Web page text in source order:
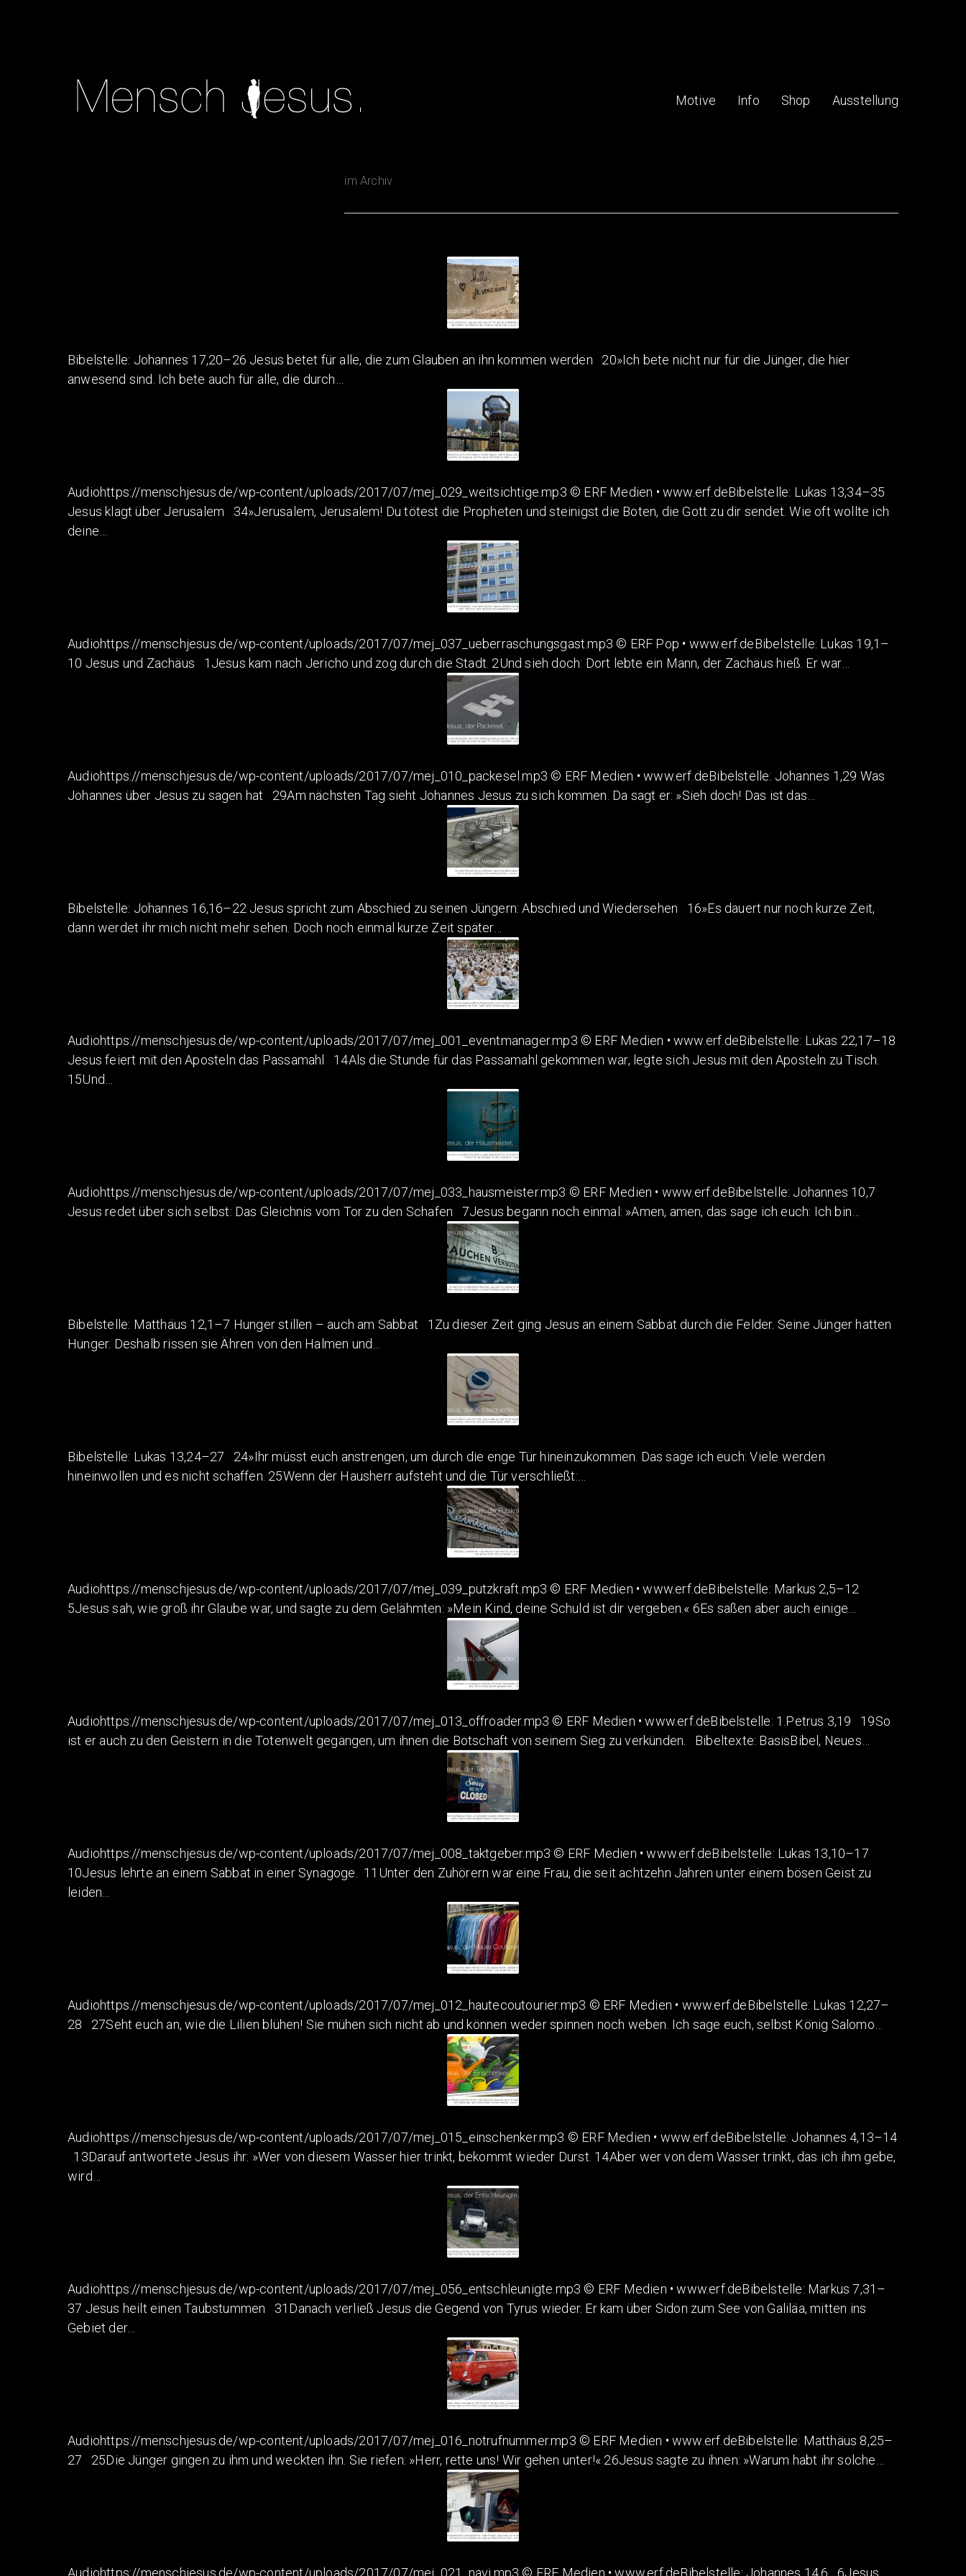
Motive Info Shop Ausstellung
im Archiv
Bibelstelle: Johannes 17,20–26 Jesus betet für alle, die zum Glauben an ihn kommen werden 20»Ich bete nicht nur für die Jünger, die hier
anwesend sind. Ich bete auch für alle, die durch…
Audiohttps://menschjesus.de/wp-content/uploads/2017/07/mej_029_weitsichtige.mp3 © ERF Medien • www.erf.deBibelstelle: Lukas 13,34–35
Jesus klagt über Jerusalem 34»Jerusalem, Jerusalem! Du tötest die Propheten und steinigst die Boten, die Gott zu dir sendet. Wie oft wollte ich
deine…
Audiohttps://menschjesus.de/wp-content/uploads/2017/07/mej_037_ueberraschungsgast.mp3 © ERF Pop • www.erf.deBibelstelle: Lukas 19,1–
10 Jesus und Zachäus 1Jesus kam nach Jericho und zog durch die Stadt. 2Und sieh doch: Dort lebte ein Mann, der Zachäus hieß. Er war…
Audiohttps://menschjesus.de/wp-content/uploads/2017/07/mej_010_packesel.mp3 © ERF Medien • www.erf.deBibelstelle: Johannes 1,29 Was
Johannes über Jesus zu sagen hat 29Am nächsten Tag sieht Johannes Jesus zu sich kommen. Da sagt er: »Sieh doch! Das ist das…
Bibelstelle: Johannes 16,16–22 Jesus spricht zum Abschied zu seinen Jüngern: Abschied und Wiedersehen 16»Es dauert nur noch kurze Zeit,
dann werdet ihr mich nicht mehr sehen. Doch noch einmal kurze Zeit später…
Audiohttps://menschjesus.de/wp-content/uploads/2017/07/mej_001_eventmanager.mp3 © ERF Medien • www.erf.deBibelstelle: Lukas 22,17–18
Jesus feiert mit den Aposteln das Passamahl 14Als die Stunde für das Passamahl gekommen war, legte sich Jesus mit den Aposteln zu Tisch.
15Und…
Audiohttps://menschjesus.de/wp-content/uploads/2017/07/mej_033_hausmeister.mp3 © ERF Medien • www.erf.deBibelstelle: Johannes 10,7
Jesus redet über sich selbst: Das Gleichnis vom Tor zu den Schafen 7Jesus begann noch einmal: »Amen, amen, das sage ich euch: Ich bin…
Bibelstelle: Matthäus 12,1–7 Hunger stillen – auch am Sabbat 1Zu dieser Zeit ging Jesus an einem Sabbat durch die Felder. Seine Jünger hatten
Hunger. Deshalb rissen sie Ähren von den Halmen und…
Bibelstelle: Lukas 13,24–27 24»Ihr müsst euch anstrengen, um durch die enge Tür hineinzukommen. Das sage ich euch: Viele werden
hineinwollen und es nicht schaffen. 25Wenn der Hausherr aufsteht und die Tür verschließt:…
Audiohttps://menschjesus.de/wp-content/uploads/2017/07/mej_039_putzkraft.mp3 © ERF Medien • www.erf.deBibelstelle: Markus 2,5–12
5Jesus sah, wie groß ihr Glaube war, und sagte zu dem Gelähmten: »Mein Kind, deine Schuld ist dir vergeben.« 6Es saßen aber auch einige…
Audiohttps://menschjesus.de/wp-content/uploads/2017/07/mej_013_offroader.mp3 © ERF Medien • www.erf.deBibelstelle: 1.Petrus 3,19 19So
ist er auch zu den Geistern in die Totenwelt gegangen, um ihnen die Botschaft von seinem Sieg zu verkünden. Bibeltexte: BasisBibel, Neues…
Audiohttps://menschjesus.de/wp-content/uploads/2017/07/mej_008_taktgeber.mp3 © ERF Medien • www.erf.deBibelstelle: Lukas 13,10–17
10Jesus lehrte an einem Sabbat in einer Synagoge. 11Unter den Zuhörern war eine Frau, die seit achtzehn Jahren unter einem bösen Geist zu
leiden…
Audiohttps://menschjesus.de/wp-content/uploads/2017/07/mej_012_hautecoutourier.mp3 © ERF Medien • www.erf.deBibelstelle: Lukas 12,27–
28 27Seht euch an, wie die Lilien blühen! Sie mühen sich nicht ab und können weder spinnen noch weben. Ich sage euch, selbst König Salomo…
Audiohttps://menschjesus.de/wp-content/uploads/2017/07/mej_015_einschenker.mp3 © ERF Medien • www.erf.deBibelstelle: Johannes 4,13–14
13Darauf antwortete Jesus ihr: »Wer von diesem Wasser hier trinkt, bekommt wieder Durst. 14Aber wer von dem Wasser trinkt, das ich ihm gebe,
wird…
Audiohttps://menschjesus.de/wp-content/uploads/2017/07/mej_056_entschleunigte.mp3 © ERF Medien • www.erf.deBibelstelle: Markus 7,31–
37 Jesus heilt einen Taubstummen 31Danach verließ Jesus die Gegend von Tyrus wieder. Er kam über Sidon zum See von Galiläa, mitten ins
Gebiet der…
Audiohttps://menschjesus.de/wp-content/uploads/2017/07/mej_016_notrufnummer.mp3 © ERF Medien • www.erf.deBibelstelle: Matthäus 8,25–
27 25Die Jünger gingen zu ihm und weckten ihn. Sie riefen: »Herr, rette uns! Wir gehen unter!« 26Jesus sagte zu ihnen: »Warum habt ihr solche…
Audiohttps://menschjesus.de/wp-content/uploads/2017/07/mej_021_navi.mp3 © ERF Medien • www.erf.deBibelstelle: Johannes 14,6 6Jesus